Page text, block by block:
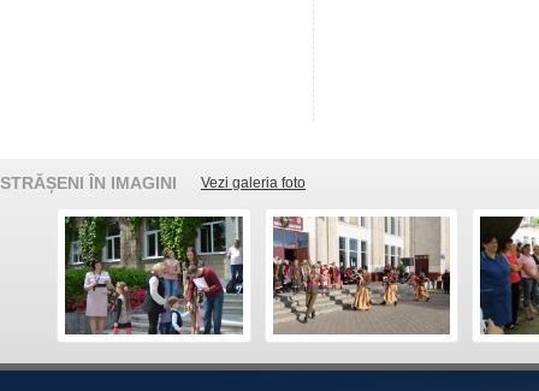
STRĂȘENI ÎN IMAGINI Vezi galeria foto